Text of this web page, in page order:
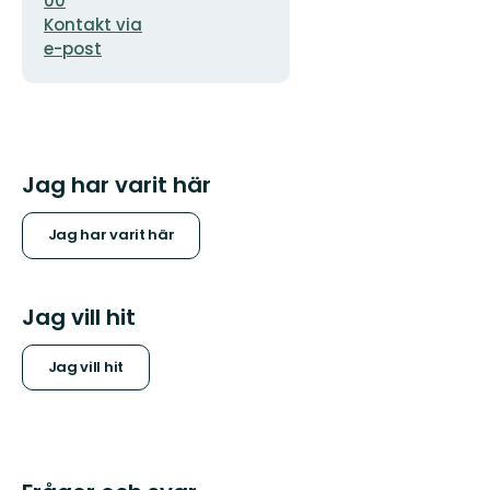
Kontakt via
e-post
Jag har varit här
Jag har varit här
Jag vill hit
Jag vill hit